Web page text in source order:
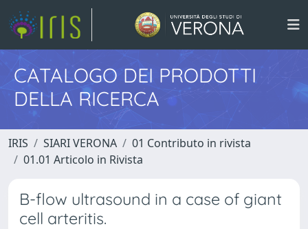
CATALOGO DEI PRODOTTI
DELLA RICERCA
IRIS SIARI VERONA
01 Contributo in rivista
01.01 Articolo in Rivista
B-flow ultrasound in a case of giant
cell arteritis.